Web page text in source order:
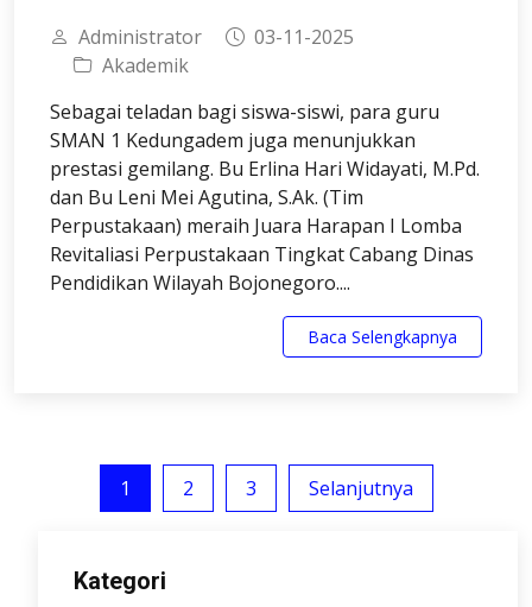
Administrator
03-11-2025
Akademik
Sebagai teladan bagi siswa-siswi, para guru
SMAN 1 Kedungadem juga menunjukkan
prestasi gemilang. Bu Erlina Hari Widayati, M.Pd.
dan Bu Leni Mei Agutina, S.Ak. (Tim
Perpustakaan) meraih Juara Harapan I Lomba
Revitaliasi Perpustakaan Tingkat Cabang Dinas
Pendidikan Wilayah Bojonegoro....
Baca Selengkapnya
1 2 3 Selanjutnya
Kategori